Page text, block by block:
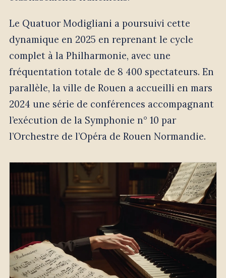
Le Quatuor Modigliani a poursuivi cette
dynamique en 2025 en reprenant le cycle
complet à la Philharmonie, avec une
fréquentation totale de 8 400 spectateurs. En
parallèle, la ville de Rouen a accueilli en mars
2024 une série de conférences accompagnant
l’exécution de la Symphonie n° 10 par
l’Orchestre de l’Opéra de Rouen Normandie.